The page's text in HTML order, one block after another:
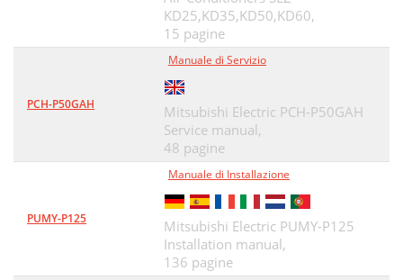
KD25,KD35,KD50,KD60,
15 pagine
PCH-P50GAH
Manuale di Servizio
Mitsubishi Electric PCH-P50GAH
Service manual,
48 pagine
PUMY-P125
Manuale di Installazione
Mitsubishi Electric PUMY-P125
Installation manual,
136 pagine